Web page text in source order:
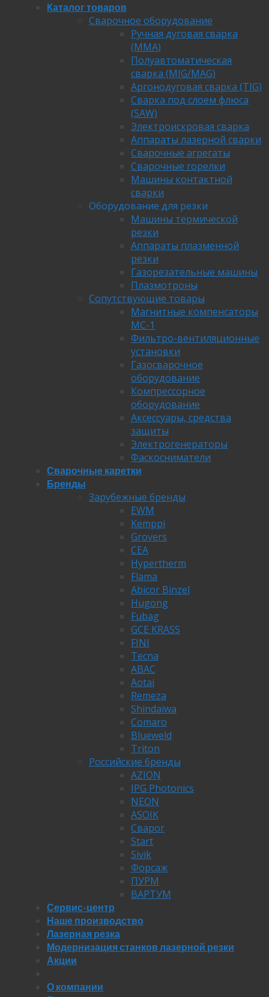
Каталог товаров
Сварочное оборудование
Ручная дуговая сварка
(MMA)
Полуавтоматическая
сварка (MIG/MAG)
Аргонодуговая сварка (TIG)
Сварка под слоем флюса
(SAW)
Электроискровая сварка
Аппараты лазерной сварки
Сварочные агрегаты
Сварочные горелки
Машины контактной
сварки
Оборудование для резки
Машины термической
резки
Аппараты плазменной
резки
Газорезательные машины
Плазмотроны
Сопутствующие товары
Магнитные компенсаторы
МС-1
Фильтро-вентиляционные
установки
Газосварочное
оборудование
Компрессорное
оборудование
Аксессуары, средства
защиты
Электрогенераторы
Фаскосниматели
Сварочные каретки
Бренды
Зарубежные бренды
EWM
Kemppi
Grovers
CEA
Hypertherm
Flama
Abicor Binzel
Hugong
Fubag
GCE KRASS
FINI
Tecna
ABAC
Aotai
Remeza
Shindaiwa
Comaro
Blueweld
Triton
Российские бренды
AZION
IPG Photonics
NEON
ASOIK
Сварог
Start
Sivik
Форсаж
ПУРМ
ВАРТУМ
Сервис-центр
Наше производство
Лазерная резка
Модернизация станков лазерной резки
Акции
О компании